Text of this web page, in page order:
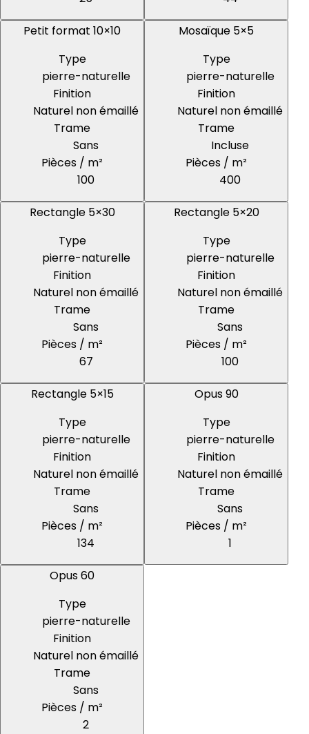
Petit format 10×10
Type
pierre-naturelle
Finition
Naturel non émaillé
Trame
Sans
Pièces / m²
100
Mosaïque 5×5
Type
pierre-naturelle
Finition
Naturel non émaillé
Trame
Incluse
Pièces / m²
400
Rectangle 5×30
Type
pierre-naturelle
Finition
Naturel non émaillé
Trame
Sans
Pièces / m²
67
Rectangle 5×20
Type
pierre-naturelle
Finition
Naturel non émaillé
Trame
Sans
Pièces / m²
100
Rectangle 5×15
Type
pierre-naturelle
Finition
Naturel non émaillé
Trame
Sans
Pièces / m²
134
Opus 90
Type
pierre-naturelle
Finition
Naturel non émaillé
Trame
Sans
Pièces / m²
1
Opus 60
Type
pierre-naturelle
Finition
Naturel non émaillé
Trame
Sans
Pièces / m²
2